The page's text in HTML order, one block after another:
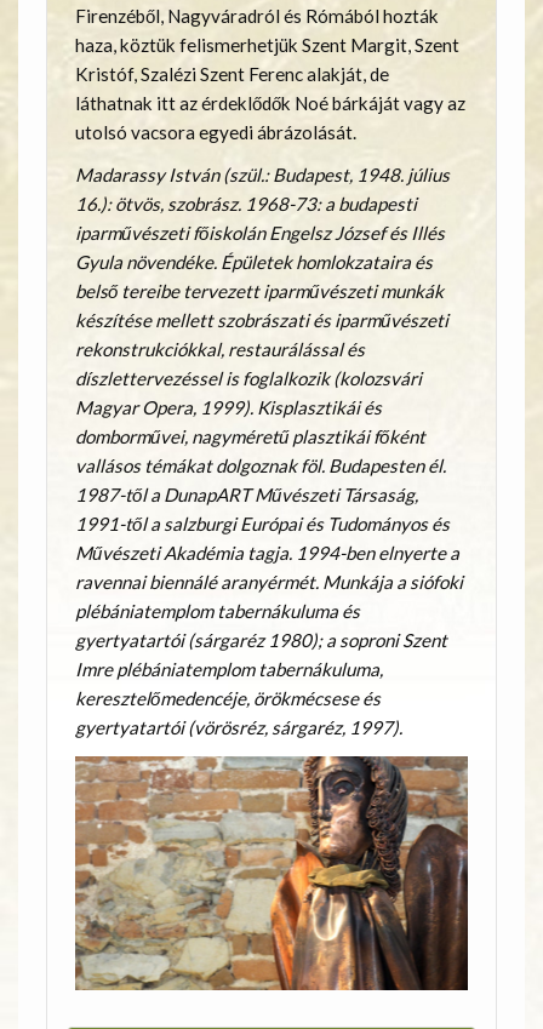
Firenzéből, Nagyváradról és Rómából hozták
haza, köztük felismerhetjük Szent Margit, Szent
Kristóf, Szalézi Szent Ferenc alakját, de
láthatnak itt az érdeklődők Noé bárkáját vagy az
utolsó vacsora egyedi ábrázolását.
Madarassy István (szül.: Budapest, 1948. július
16.): ötvös, szobrász. 1968-73: a budapesti
iparművészeti főiskolán Engelsz József és Illés
Gyula növendéke. Épületek homlokzataira és
belső tereibe tervezett iparművészeti munkák
készítése mellett szobrászati és iparművészeti
rekonstrukciókkal, restaurálással és
díszlettervezéssel is foglalkozik (kolozsvári
Magyar Opera, 1999). Kisplasztikái és
domborművei, nagyméretű plasztikái főként
vallásos témákat dolgoznak föl. Budapesten él.
1987-től a DunapART Művészeti Társaság,
1991-től a salzburgi Európai és Tudományos és
Művészeti Akadémia tagja. 1994-ben elnyerte a
ravennai biennálé aranyérmét. Munkája a siófoki
plébániatemplom tabernákuluma és
gyertyatartói (sárgaréz 1980); a soproni Szent
Imre plébániatemplom tabernákuluma,
keresztelőmedencéje, örökmécsese és
gyertyatartói (vörösréz, sárgaréz, 1997).